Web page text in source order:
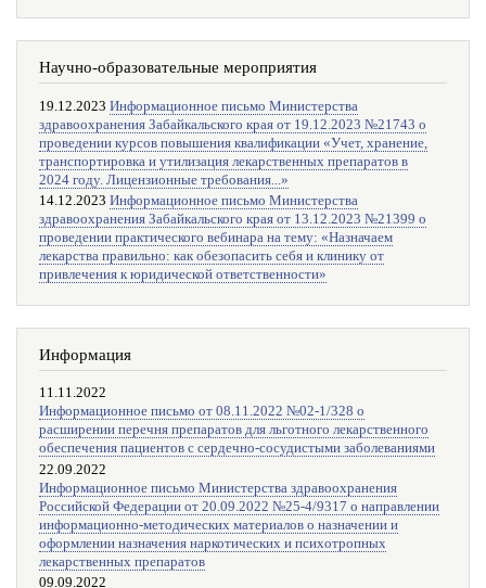
Научно-образовательные мероприятия
19.12.2023 Информационное письмо Министерства
здравоохранения Забайкальского края от 19.12.2023 №21743 о
проведении курсов повышения квалификации «Учет, хранение,
транспортировка и утилизация лекарственных препаратов в
2024 году. Лицензионные требования...»
14.12.2023 Информационное письмо Министерства
здравоохранения Забайкальского края от 13.12.2023 №21399 о
проведении практического вебинара на тему: «Назначаем
лекарства правильно: как обезопасить себя и клинику от
привлечения к юридической ответственности»
Информация
11.11.2022
Информационное письмо от 08.11.2022 №02-1/328 о
расширении перечня препаратов для льготного лекарственного
обеспечения пациентов с сердечно-сосудистыми заболеваниями
22.09.2022
Информационное письмо Министерства здравоохранения
Российской Федерации от 20.09.2022 №25-4/9317 о направлении
информационно-методических материалов о назначении и
оформлении назначения наркотических и психотропных
лекарственных препаратов
09.09.2022